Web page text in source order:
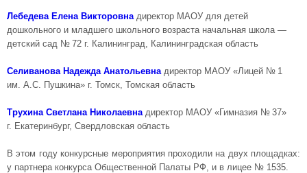
Лебедева Елена Викторовна директор МАОУ для детей
дошкольного и младшего школьного возраста начальная школа —
детский сад № 72 г. Калининград, Калининградская область
Селиванова Надежда Анатольевна директор МАОУ «Лицей № 1
им. А.С. Пушкина» г. Томск, Томская область
Трухина Cветлана Николаевна директор МАОУ «Гимназия № 37»
г. Екатеринбург, Свердловская область
В этом году конкурсные мероприятия проходили на двух площадках:
у партнера конкурса Общественной Палаты РФ, и в лицее № 1535.